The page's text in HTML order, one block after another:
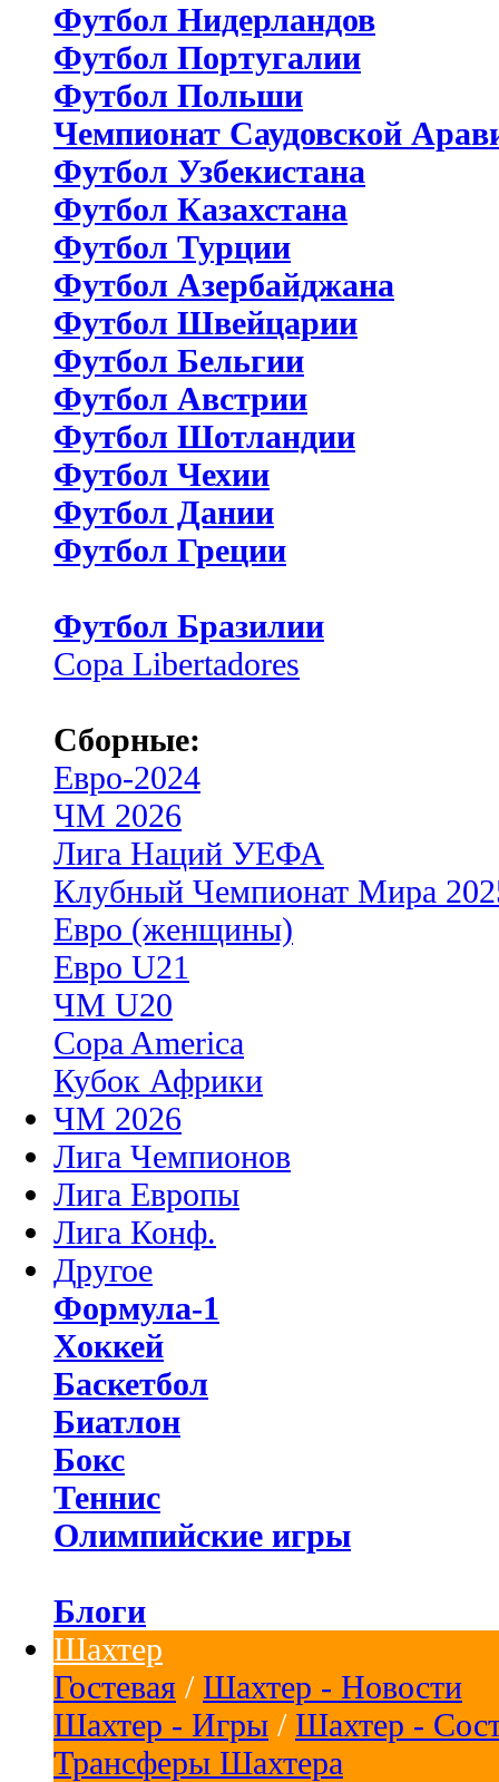
Футбол Нидерландов
Футбол Португалии
Футбол Польши
Чемпионат Саудовской
Футбол Узбекистана
Футбол Казахстана
Футбол Турции
Футбол Азербайджана
Футбол Швейцарии
Футбол Бельгии
Футбол Австрии
Футбол Шотландии
Футбол Чехии
Футбол Дании
Футбол Греции
Футбол Бразилии
Copa Libertadores
Сборные:
Евро-2024
ЧМ 2026
Лига Наций УЕФА
Клубный Чемпионат Мира
Евро (женщины)
Евро U21
ЧМ U20
Copa America
Кубок Африки
ЧМ 2026
Лига Чемпионов
Лига Европы
Лига Конф.
Другое
Формула-1
Хоккей
Баскетбол
Биатлон
Бокс
Теннис
Олимпийские игры
Блоги
Шахтер
Гостевая / Шахтер - Новости
Шахтер - Игры / Шахтер -
Трансферы Шахтера